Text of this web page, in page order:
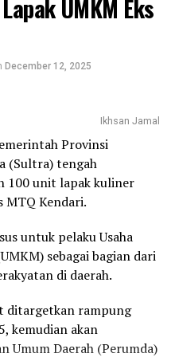
Penurunan
Kios di Baruga
Rabu pagi dan
Umum Kadin Sultra,
Amin.
merupakan
murni dan kaya akan
pengganti susu
nutrisi yang tetap
bahwa Kadin Sultra terus
usaha, pemerintah,
berkelanjutan.
ini juga menjadi
UMKM Eks
December 12, 2025
Ikhsan Jamal
Provinsi
(Sultra) tengah
100 unit lapak kuliner
MTQ Kendari.
untuk pelaku Usaha
sebagai bagian dari
di daerah.
ditargetkan rampung
kemudian akan
Umum Daerah (Perumda)